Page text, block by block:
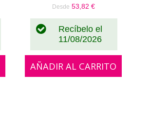
Desde 53,82 €
Recíbelo el
11/08/2026
AÑADIR AL CARRITO